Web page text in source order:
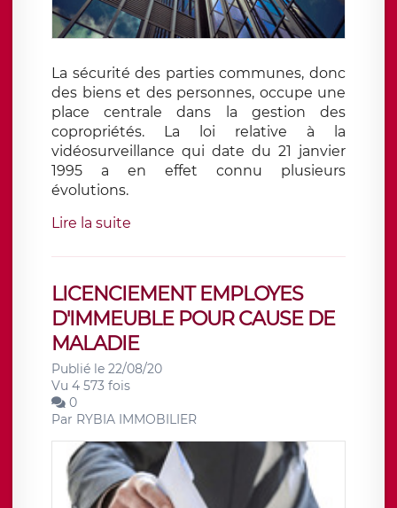
La sécurité des parties communes, donc
des biens et des personnes, occupe une
place centrale dans la gestion des
copropriétés. La loi relative à la
vidéosurveillance qui date du 21 janvier
1995 a en effet connu plusieurs
évolutions.
Lire la suite
LICENCIEMENT EMPLOYES
D'IMMEUBLE POUR CAUSE DE
MALADIE
Publié le 22/08/20
Vu 4 573 fois
0
Par RYBIA IMMOBILIER